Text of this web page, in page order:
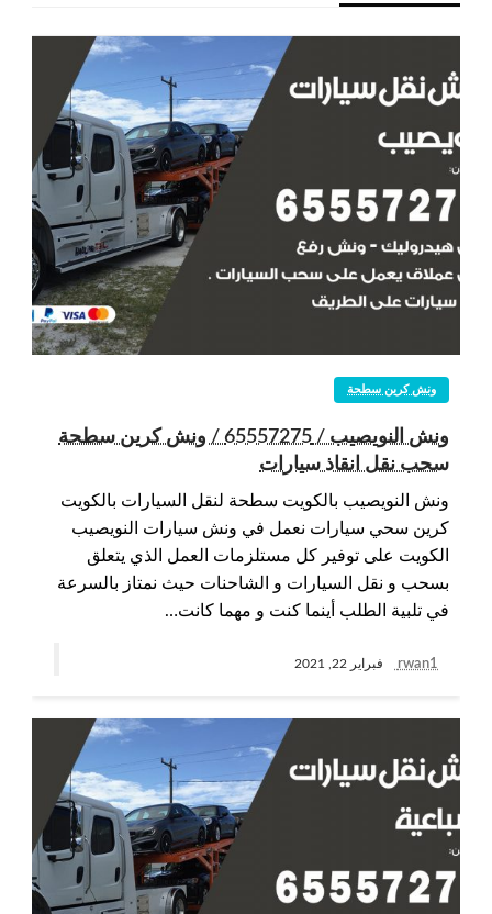
ونش كرين سطحة
ونش النويصيب / 65557275 / ونش كرين سطحة
سحب نقل انقاذ سيارات
ونش النويصيب بالكويت سطحة لنقل السيارات بالكويت
كرين سحي سيارات نعمل في ونش سيارات النويصيب
الكويت على توفير كل مستلزمات العمل الذي يتعلق
بسحب و نقل السيارات و الشاحنات حيث نمتاز بالسرعة
في تلبية الطلب أينما كنت و مهما كانت…
rwan1 فبراير 22, 2021